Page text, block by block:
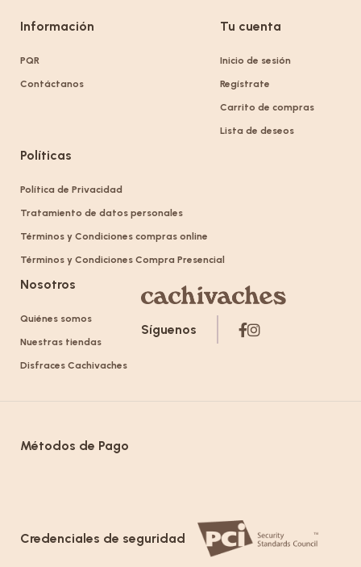
Información
PQR
Contáctanos
Tu cuenta
Inicio de sesión
Regístrate
Carrito de compras
Lista de deseos
Políticas
Política de Privacidad
Tratamiento de datos personales
Términos y Condiciones compras online
Términos y Condiciones Compra Presencial
Nosotros
Quiénes somos
Nuestras tiendas
Disfraces Cachivaches
Síguenos
Métodos de Pago
Credenciales de seguridad